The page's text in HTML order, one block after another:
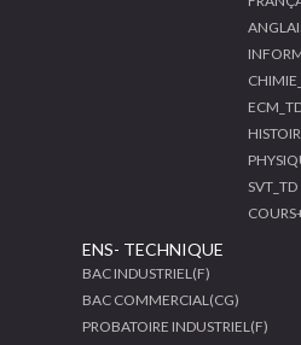
SVT_TD
ENS- TECHNIQUE
BAC INDUSTRIEL(F)
BAC COMMERCIAL(CG)
PROBATOIRE INDUSTRIEL(F)